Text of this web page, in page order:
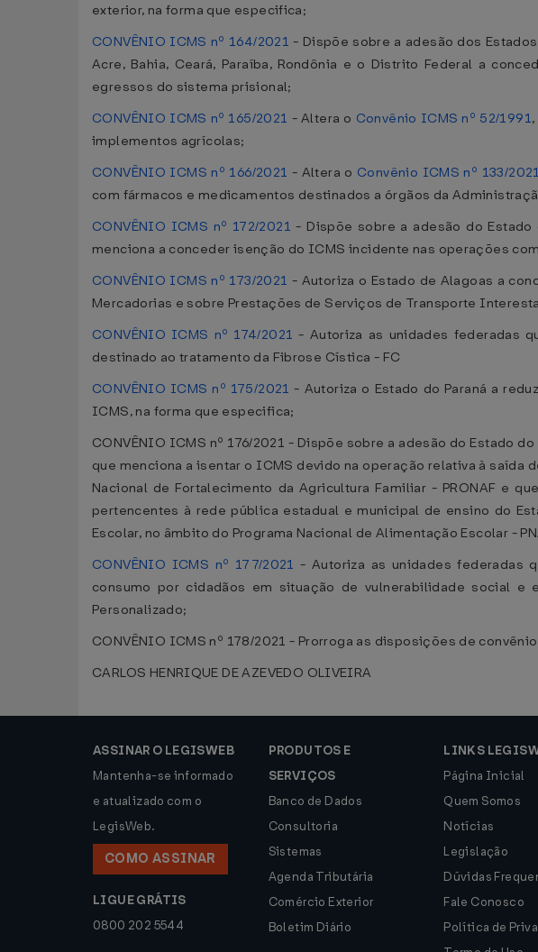
exterior, na forma que especifica;
CONVÊNIO ICMS nº 164/2021 - Dispõe sobre a adesão dos
Acre, Bahia, Ceará, Paraíba, Rondônia e o Distrito Federal a
egressos do sistema prisional;
CONVÊNIO ICMS nº 165/2021 - Altera o Convênio ICMS nº 52/1991
implementos agrícolas;
CONVÊNIO ICMS nº 166/2021 - Altera o Convênio ICMS nº 133/2021
com fármacos e medicamentos destinados a órgãos da
CONVÊNIO ICMS nº 172/2021 - Dispõe sobre a adesão do Estado
menciona a conceder isenção do ICMS incidente nas operações
CONVÊNIO ICMS nº 173/2021 - Autoriza o Estado de Alagoas a
Mercadorias e sobre Prestações de Serviços de Transporte
CONVÊNIO ICMS nº 174/2021 - Autoriza as unidades federadas
destinado ao tratamento da Fibrose Cística - FC
CONVÊNIO ICMS nº 175/2021 - Autoriza o Estado do Paraná a
ICMS, na forma que especifica;
CONVÊNIO ICMS nº 176/2021 - Dispõe sobre a adesão do Estado
que menciona a isentar o ICMS devido na operação relativa à
Nacional de Fortalecimento da Agricultura Familiar - PRONAF e
pertencentes à rede pública estadual e municipal de ensino do
Escolar, no âmbito do Programa Nacional de Alimentação Escolar -
CONVÊNIO ICMS nº 177/2021 - Autoriza as unidades federadas
consumo por cidadãos em situação de vulnerabilidade social
Personalizado;
CONVÊNIO ICMS nº 178/2021 - Prorroga as disposições de
CARLOS HENRIQUE DE AZEVEDO OLIVEIRA
ASSINAR O LEGISWEB
Mantenha-se informado
e atualizado com o
LegisWeb.
COMO ASSINAR
LIGUE GRÁTIS
0800 202 5544
PRODUTOS E
SERVIÇOS
Banco de Dados
Consultoria
Sistemas
Agenda Tributária
Comércio Exterior
Boletim Diário
LINKS
Página Inicial
Quem Somos
Notícias
Legislação
Dúvidas
Fale Conosco
Política de